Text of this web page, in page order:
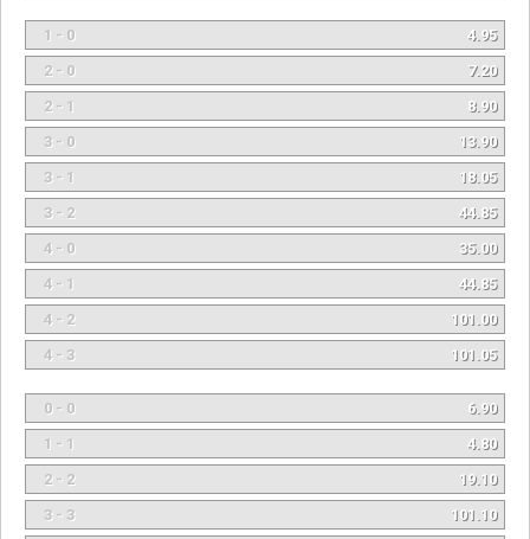
1 - 0
4.95
2 - 0
7.20
2 - 1
8.90
3 - 0
13.90
3 - 1
18.05
3 - 2
44.85
4 - 0
35.00
4 - 1
44.85
4 - 2
101.00
4 - 3
101.05
0 - 0
6.90
1 - 1
4.80
2 - 2
19.10
3 - 3
101.10